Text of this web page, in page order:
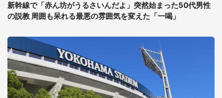
新幹線で「赤ん坊がうるさいんだよ」突然始まった50代男性
の説教 周囲も呆れる最悪の雰囲気を変えた「一喝」